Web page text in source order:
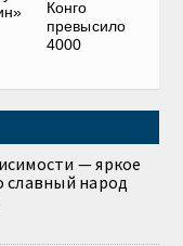
Конго
превысило
4000
— яркое
славный народ